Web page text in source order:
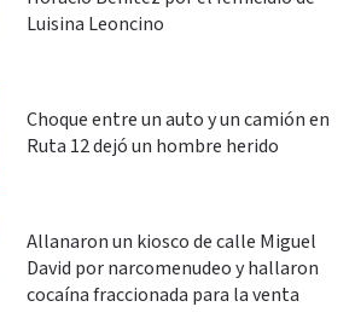
Luisina Leoncino
Choque entre un auto y un camión en
Ruta 12 dejó un hombre herido
Allanaron un kiosco de calle Miguel
David por narcomenudeo y hallaron
cocaína fraccionada para la venta